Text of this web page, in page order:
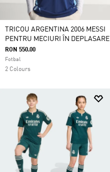
TRICOU ARGENTINA 2006 MESSI
PENTRU MECIURI ÎN DEPLASARE
RON 550.00
Fotbal
2 Colours